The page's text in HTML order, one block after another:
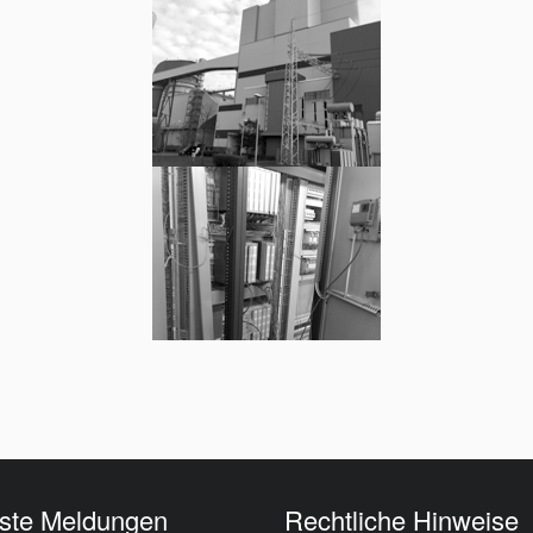
Meldungen Rechtliche Hinweise